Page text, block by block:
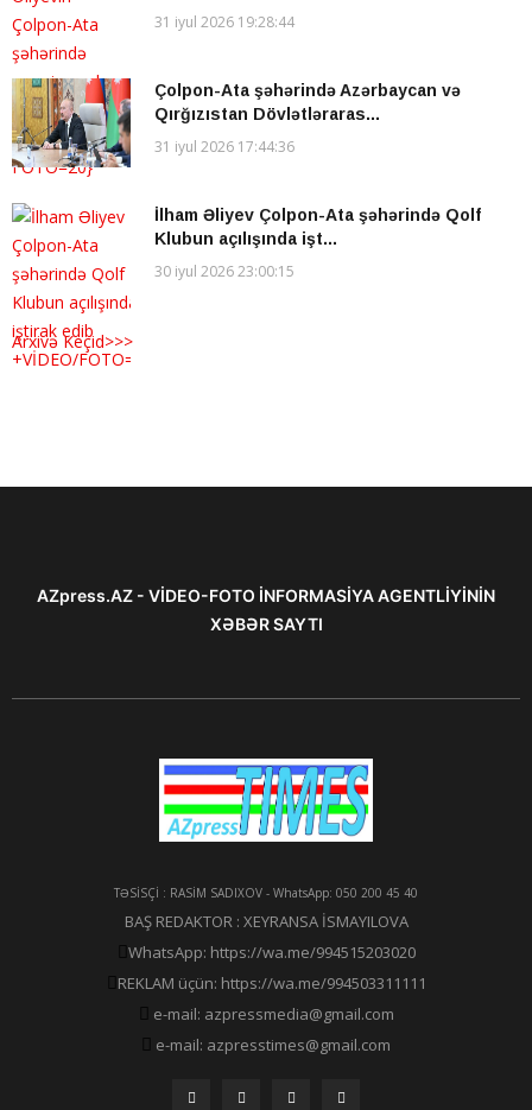
31 iyul 2026 19:28:44
Çolpon-Ata şəhərində Azərbaycan və
Qırğızıstan Dövlətləraras...
31 iyul 2026 17:44:36
İlham Əliyev Çolpon-Ata şəhərində Qolf
Klubun açılışında işt...
30 iyul 2026 23:00:15
Arxivə Keçid>>>
AZpress.AZ - VİDEO-FOTO İNFORMASİYA AGENTLİYİNİN
XƏBƏR SAYTI
TƏSİSÇİ : RASİM SADIXOV - WhatsApp: 050 200 45 40
BAŞ REDAKTOR : XEYRANSA İSMAYILOVA
WhatsApp: https://wa.me/994515203020
REKLAM üçün: https://wa.me/994503311111
e-mail: azpressmedia@gmail.com
e-mail: azpresstimes@gmail.com